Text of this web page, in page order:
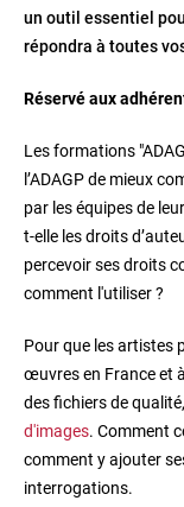
un outil essentiel
répondra à toutes
Réservé aux
Les formations
l’ADAGP de mieux
par les équipes de
t-elle les droits
percevoir ses droits
comment l'utiliser ?
Pour que les artistes
œuvres en France et
des fichiers de
d'images. Comment
comment y ajouter
interrogations.